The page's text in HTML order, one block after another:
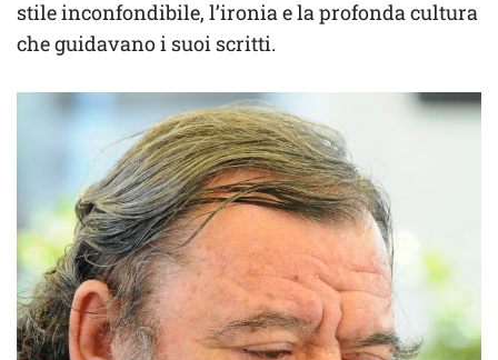
stile inconfondibile, l’ironia e la profonda cultura
che guidavano i suoi scritti.